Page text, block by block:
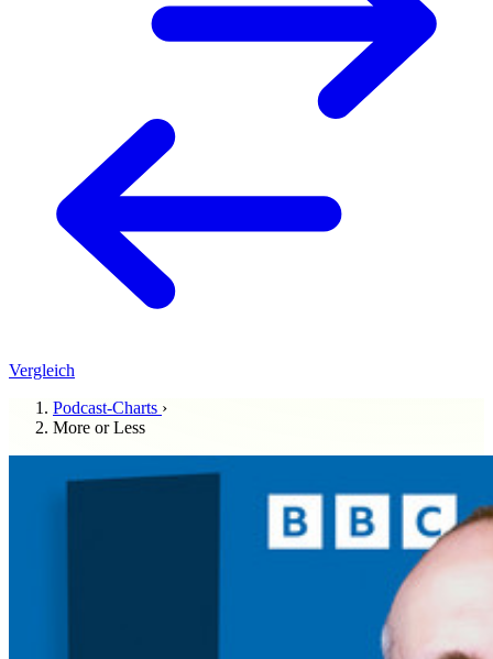
Vergleich
Podcast-Charts ›
More or Less